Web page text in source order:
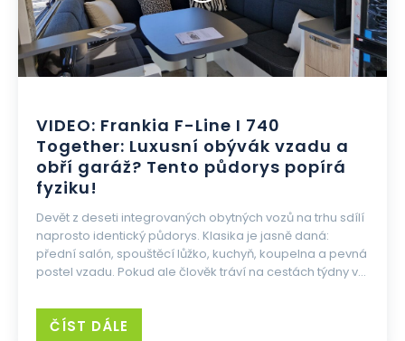
VIDEO: Frankia F-Line I 740
Together: Luxusní obývák vzadu a
obří garáž? Tento půdorys popírá
fyziku!
Devět z deseti integrovaných obytných vozů na trhu sdílí
naprosto identický půdorys. Klasika je jasně daná:
přední salón, spouštěcí lůžko, kuchyň, koupelna a pevná
postel vzadu. Pokud ale člověk tráví na cestách týdny v...
ČÍST DÁLE